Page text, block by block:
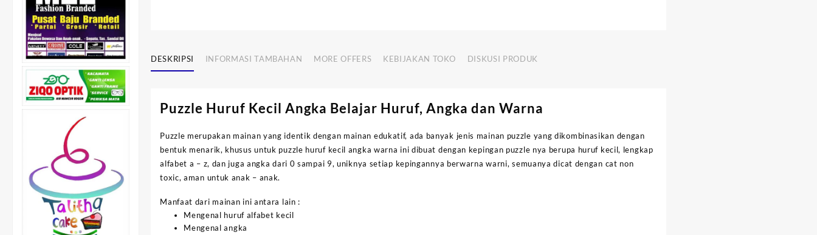
DESKRIPSI INFORMASI TAMBAHAN MORE OFFERS KEBIJAKAN TOKO DISKUSI PRODUK
Puzzle Huruf Kecil Angka Belajar Huruf, Angka dan Warna
Puzzle merupakan mainan yang identik dengan mainan edukatif, ada banyak jenis mainan puzzle yang dikombinasikan dengan
bentuk menarik, khusus untuk puzzle huruf kecil angka warna ini dibuat dengan kepingan puzzle nya berupa huruf kecil, lengkap
alfabet a – z, dan juga angka dari 0 sampai 9, uniknya setiap kepingannya berwarna warni, semuanya dicat dengan cat non
toxic, aman untuk anak – anak.
Manfaat dari mainan ini antara lain :
Mengenal huruf alfabet kecil
Mengenal angka